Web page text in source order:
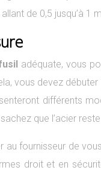
de 0,5 jusqu’à
adéquate, vous
vous devez
différents
que l’acier
fournisseur de
droit et en